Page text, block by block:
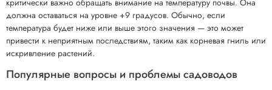
критически важно обращать внимание на температуру почвы. Она
должна оставаться на уровне +9 градусов. Обычно, если
температура будет ниже или выше этого значения — это может
привести к неприятным последствиям, таким как корневая гниль или
искривление растений.
Популярные вопросы и проблемы садоводов